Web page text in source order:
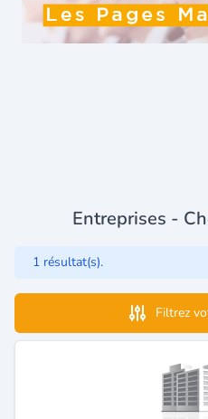
Entreprises -
1 résultat(s).
Filtrez